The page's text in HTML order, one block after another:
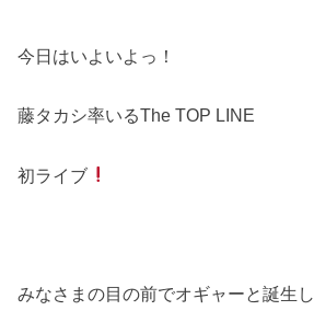
今日はいよいよっ！
藤タカシ率いるThe TOP LINE
初ライブ
みなさまの目の前でオギャーと誕生し